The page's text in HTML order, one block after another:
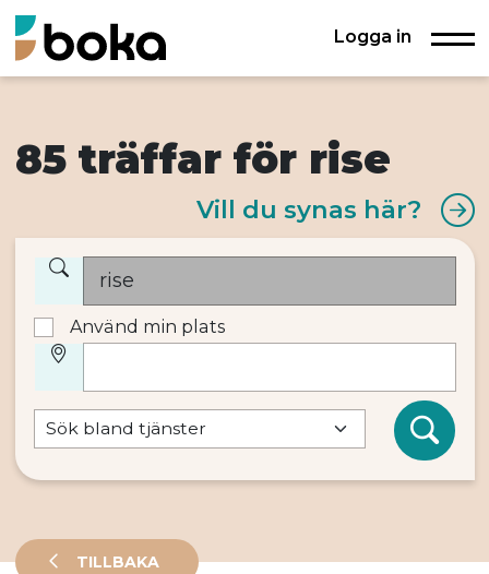
Logga in
Använd min plats
85 träffar för rise
Vill du synas här?
TILLBAKA